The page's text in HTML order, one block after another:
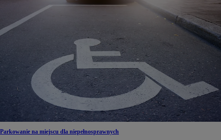
Parkowanie na miejscu dla niepełnosprawnych